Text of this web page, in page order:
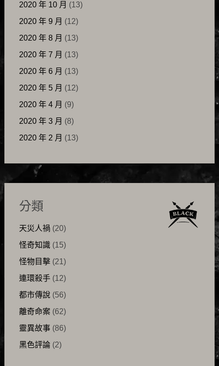
2020 年 10 月 (13)
2020 年 9 月 (12)
2020 年 8 月 (13)
2020 年 7 月 (13)
2020 年 6 月 (13)
2020 年 5 月 (12)
2020 年 4 月 (9)
2020 年 3 月 (8)
2020 年 2 月 (13)
分類
天災人禍 (20)
怪奇知識(15)
怪物目擊(21)
連環殺手(12)
都市傳說(56)
離奇命案(62)
靈異故事(86)
黑色評論(2)